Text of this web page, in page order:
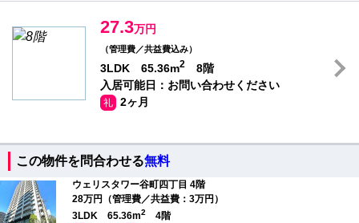
27.3万円
（管理費／共益費込み）
3LDK 65.36m2
8階
入居可能日：お問い合わせください
礼 2ヶ月
この物件を問合わせる無料
ウェリスタワー谷町四丁目 4階
28万円（管理費／共益費：3万円）
3LDK 65.36m2 4階